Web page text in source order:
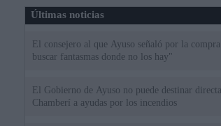
Últimas noticias
El consejero al que Ayuso señaló por la
buscar fantasmas donde no los hay"
El Gobierno de Ayuso no puede destinar
Chamberí a ayudas por los incendios